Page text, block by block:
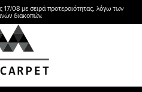
17/08 με σειρά προτεραιότητας, λόγω των
διακοπών.